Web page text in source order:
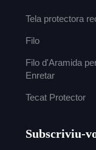
Tela protectora
Filo
Filo d'Aramida
Enretar
Tecat Protector
Subscriviu-